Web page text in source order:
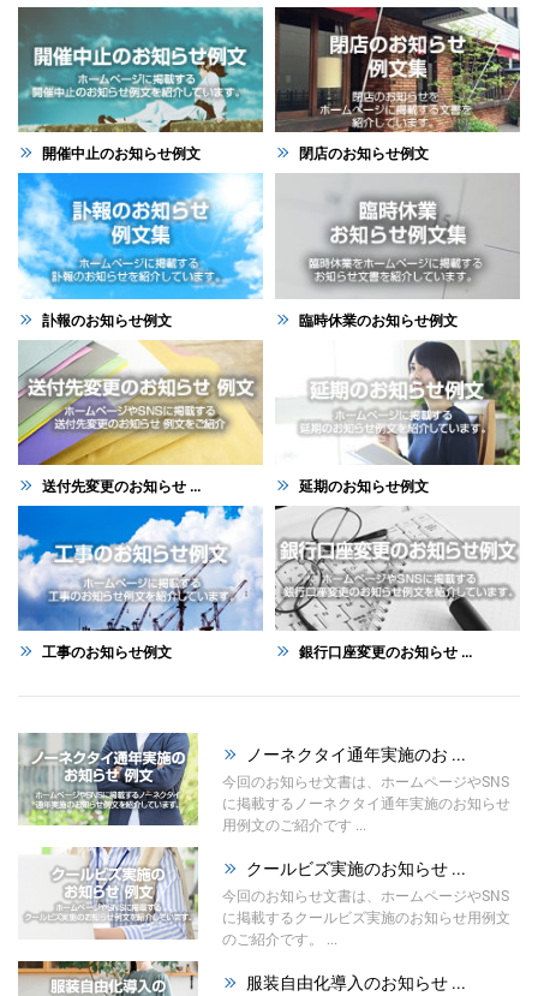
開催中止のお知らせ例文 閉店のお知らせ例文
訃報のお知らせ例文 臨時休業のお知らせ例文
送付先変更のお知らせ ... 延期のお知らせ例文
工事のお知らせ例文 銀行口座変更のお知らせ ...
ノーネクタイ通年実施のお ...
今回のお知らせ文書は、ホームページやSNS
に掲載するノーネクタイ通年実施のお知らせ
用例文のご紹介です ...
クールビズ実施のお知らせ ...
今回のお知らせ文書は、ホームページやSNS
に掲載するクールビズ実施のお知らせ用例文
のご紹介です。 ...
服装自由化導入のお知らせ ...